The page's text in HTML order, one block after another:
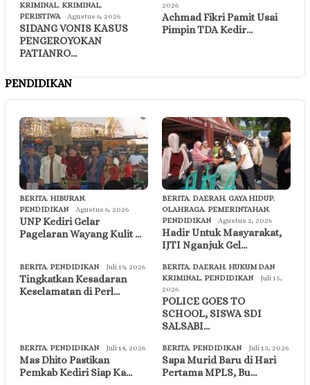
KRIMINAL, KRIMINAL,
PERISTIWA
Agustus 6, 2026
SIDANG VONIS KASUS
PENGEROYOKAN
PATIANRO…
2026
Achmad Fikri Pamit Usai
Pimpin TDA Kedir…
PENDIDIKAN
BERITA, HIBURAN,
PENDIDIKAN
Agustus 6, 2026
UNP Kediri Gelar
Pagelaran Wayang Kulit …
BERITA, DAERAH, GAYA HIDUP,
OLAHRAGA, PEMERINTAHAN,
PENDIDIKAN
Agustus 2, 2026
Hadir Untuk Masyarakat,
IJTI Nganjuk Gel…
BERITA, PENDIDIKAN Juli 19, 2026
Tingkatkan Kesadaran
Keselamatan di Perl…
BERITA, DAERAH, HUKUM DAN
KRIMINAL, PENDIDIKAN
Juli 15,
2026
POLICE GOES TO
SCHOOL, SISWA SDI
SALSABI…
BERITA, PENDIDIKAN Juli 14, 2026
Mas Dhito Pastikan
Pemkab Kediri Siap Ka…
BERITA, PENDIDIKAN Juli 13, 2026
Sapa Murid Baru di Hari
Pertama MPLS, Bu…